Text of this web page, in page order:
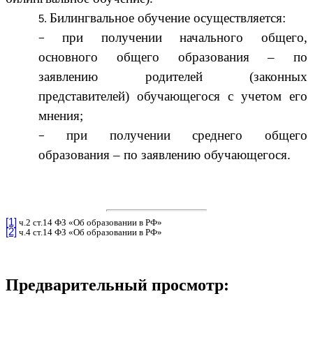
Билингвальное обучение осуществляется:
при получении начального общего,
основного общего образования – по
заявлению родителей (законных
представителей) обучающегося с учетом его
мнения;
при получении среднего общего
образования – по заявлению обучающегося.
[1] ч.2 ст.14 ФЗ «Об образовании в РФ»
[2] ч.4 ст.14 ФЗ «Об образовании в РФ»
Предварительный просмотр: